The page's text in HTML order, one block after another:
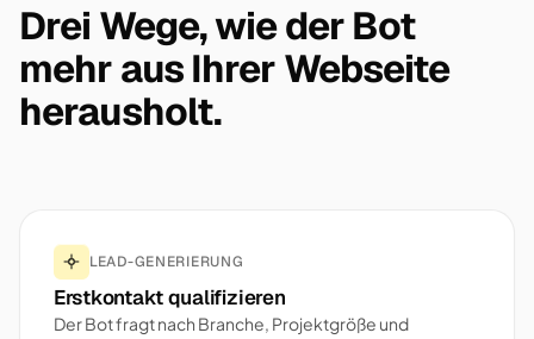
Drei Wege, wie der Bot
mehr aus Ihrer Webseite
herausholt.
LEAD-GENERIERUNG
Erstkontakt qualifizieren
Der Bot fragt nach Branche, Projektgröße und